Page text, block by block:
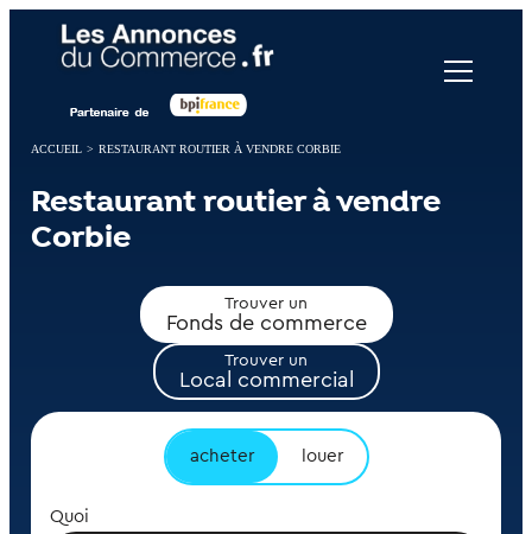
ACCUEIL > RESTAURANT ROUTIER À VENDRE CORBIE
Restaurant routier à vendre
Corbie
Trouver un
Fonds de commerce
Trouver un
Local commercial
acheter louer
Quoi
Panneau de gestion des cookies